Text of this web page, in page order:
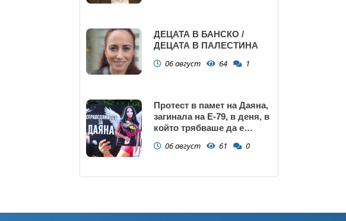
ДЕЦАТА В БАНСКО /
ДЕЦАТА В ПАЛЕСТИНА
06 август 64 1
Протест в памет на Даяна,
загинала на Е-79, в деня, в
който трябваше да е
06 август 61 0